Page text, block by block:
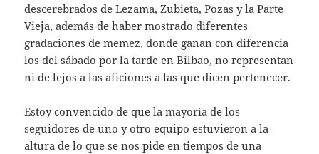
descerebrados de Lezama, Zubieta, Pozas y la Parte
Vieja, además de haber mostrado diferentes
gradaciones de memez, donde ganan con diferencia
los del sábado por la tarde en Bilbao, no representan
ni de lejos a las aficiones a las que dicen pertenecer.
Estoy convencido de que la mayoría de los
seguidores de uno y otro equipo estuvieron a la
altura de lo que se nos pide en tiempos de una